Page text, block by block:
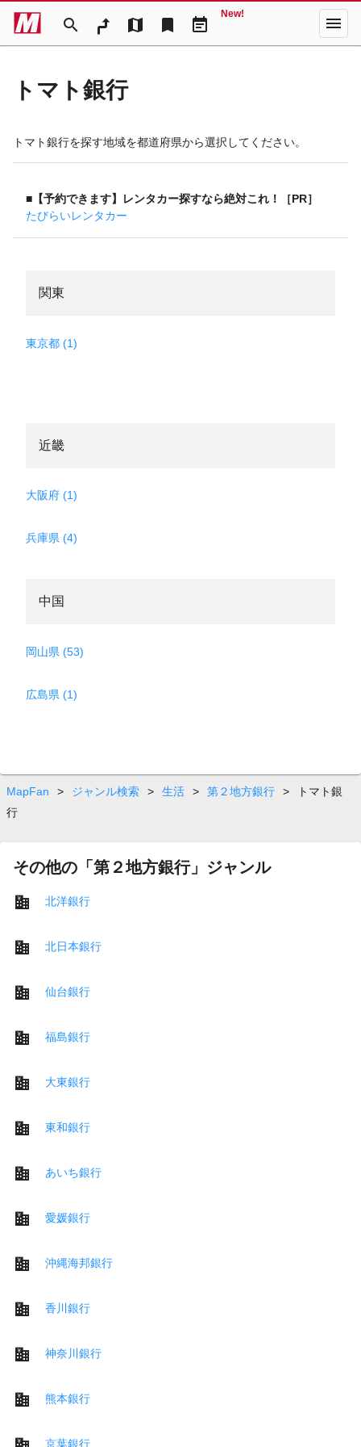
search map bookmark event_note
New! menu
トマト銀行
トマト銀行を探す地域を都道府県から選択してください。
■【予約できます】レンタカー探すなら絶対これ！［PR］
たびらいレンタカー
関東
東京都 (1)
近畿
大阪府 (1)
兵庫県 (4)
中国
岡山県 (53)
広島県 (1)
MapFan > ジャンル検索 > 生活 > 第２地方銀行 >
トマト銀
行
その他の「第２地方銀行」ジャンル
北洋銀行
北日本銀行
仙台銀行
福島銀行
大東銀行
東和銀行
あいち銀行
愛媛銀行
沖縄海邦銀行
香川銀行
神奈川銀行
熊本銀行
京葉銀行